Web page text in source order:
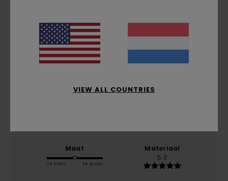
100% van onze klanten bevelen dit product aan
Comfort
Maat
Te klein Te groot
Materiaal
5.0
VIEW ALL COUNTRIES